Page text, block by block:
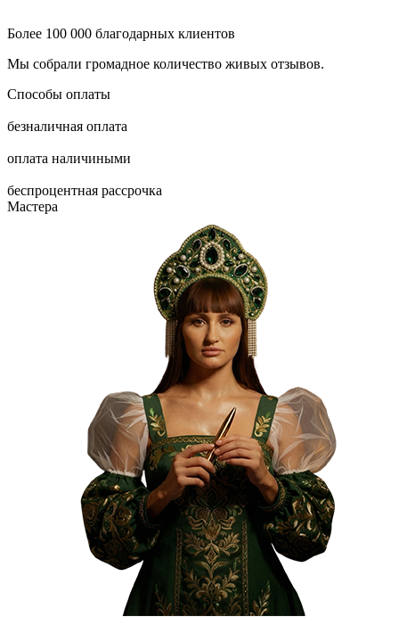
Более 100 000 благодарных клиентов
Мы собрали громадное количество живых отзывов.
Способы оплаты
безналичная оплата
оплата наличиными
беспроцентная рассрочка
Мастера